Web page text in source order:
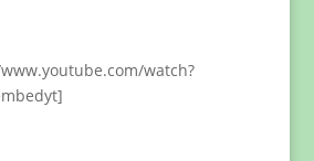
watch?